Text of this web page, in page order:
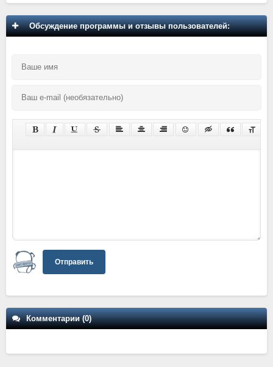
Обсуждение программы и отзывы пользователей:
Отправить
Комментарии (0)